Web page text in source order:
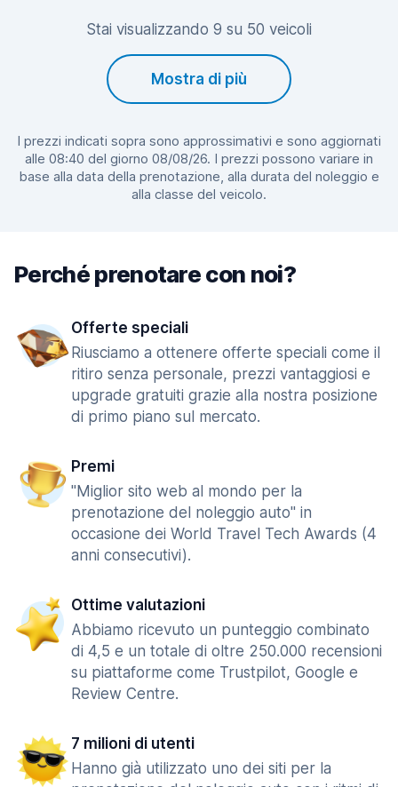
Stai visualizzando 9 su 50 veicoli
Mostra di più
I prezzi indicati sopra sono approssimativi e sono aggiornati
alle 08:40 del giorno 08/08/26. I prezzi possono variare in
base alla data della prenotazione, alla durata del noleggio e
alla classe del veicolo.
Perché prenotare con noi?
Offerte speciali
Riusciamo a ottenere offerte speciali come il
ritiro senza personale, prezzi vantaggiosi e
upgrade gratuiti grazie alla nostra posizione
di primo piano sul mercato.
Premi
"Miglior sito web al mondo per la
prenotazione del noleggio auto" in
occasione dei World Travel Tech Awards (4
anni consecutivi).
Ottime valutazioni
Abbiamo ricevuto un punteggio combinato
di 4,5 e un totale di oltre 250.000 recensioni
su piattaforme come Trustpilot, Google e
Review Centre.
7 milioni di utenti
Hanno già utilizzato uno dei siti per la